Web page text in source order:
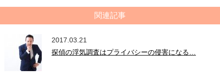
関連記事
2017.03.21
探偵の浮気調査はプライバシーの侵害になる…